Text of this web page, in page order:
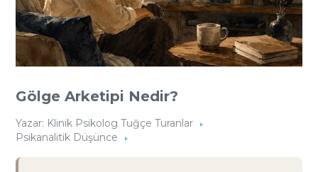
Gölge Arketipi Nedir?
Yazar: Klinik Psikolog Tuğçe Turanlar
Psikanalitik Düşünce